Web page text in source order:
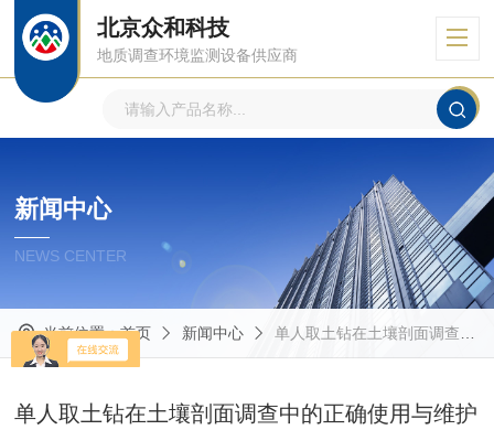
北京众和科技
地质调查环境监测设备供应商
新闻中心
NEWS CENTER
当前位置：首页 新闻中心 单人取土钻在土壤剖面调查中的正确使用与维护
单人取土钻在土壤剖面调查中的正确使用与维护